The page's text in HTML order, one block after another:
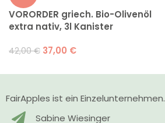
VORORDER griech. Bio-Olivenöl
extra nativ, 3l Kanister
42,00€ 37,00 €
FairApples ist ein Einzelunternehmen.
Sabine Wiesinger